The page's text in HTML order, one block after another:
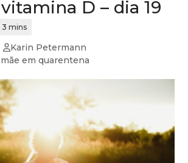
D – dia 19
Karin Petermann
em quarentena